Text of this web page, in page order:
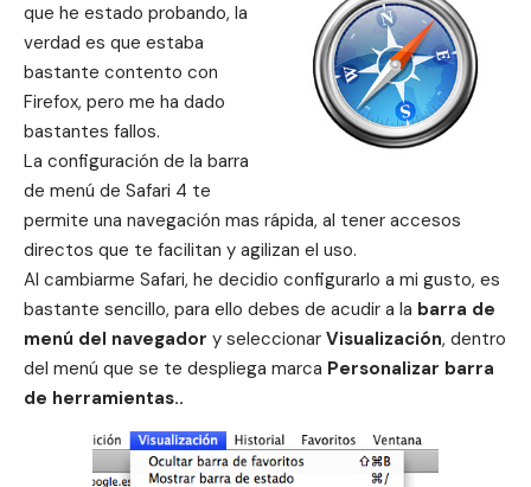
que he estado probando, la
verdad es que estaba
bastante contento con
Firefox, pero me ha dado
bastantes fallos.
La configuración de la barra
de menú de Safari 4 te
permite una navegación mas rápida, al tener accesos
directos que te facilitan y agilizan el uso.
Al cambiarme Safari, he decidio configurarlo a mi gusto, es
bastante sencillo, para ello debes de acudir a la barra de
menú del navegador y seleccionar Visualización, dentro
del menú que se te despliega marca Personalizar barra
de herramientas..